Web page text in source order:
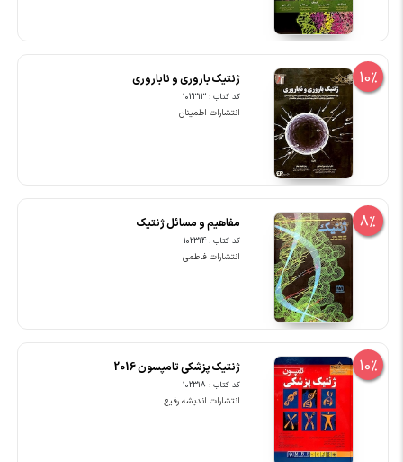
10% ژنتیک باروری و ناباروری
کد کتاب : 102313
انتشارات اطمینان
8% مفاهیم و مسائل ژنتیک
کد کتاب : 102314
انتشارات فاطمی
10% ژنتیک پزشکی تامپسون 2016
کد کتاب : 102318
انتشارات اندیشه رفیع